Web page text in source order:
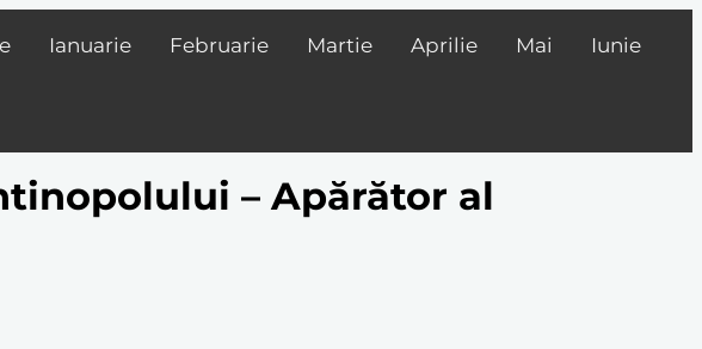
Ianuarie Februarie Martie Aprilie Mai Iunie
– Apărător al